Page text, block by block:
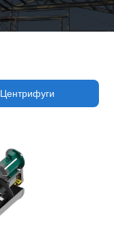
Центрифуги